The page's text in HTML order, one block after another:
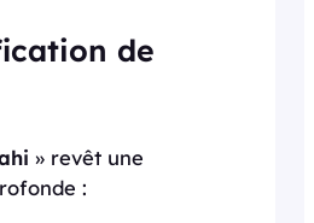
de
» revêt une
: